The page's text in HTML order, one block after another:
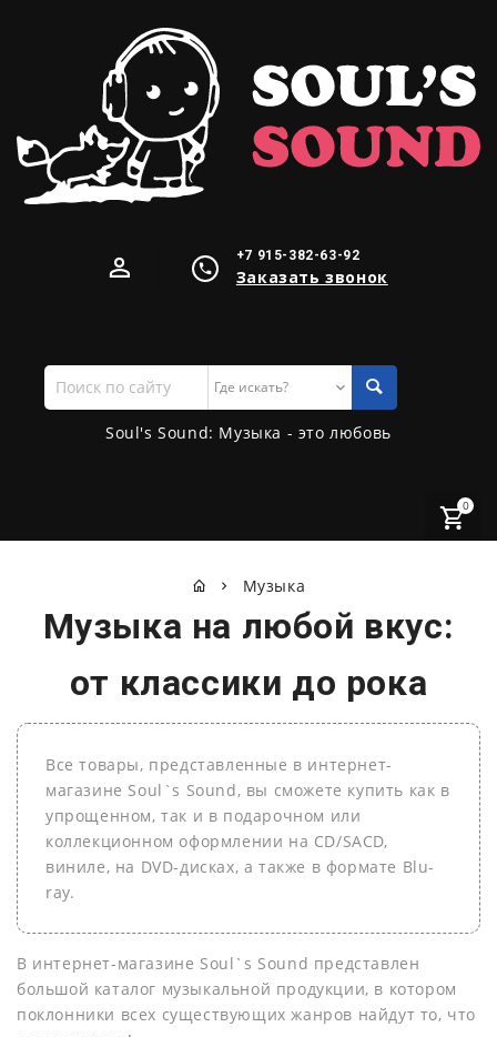
+7 915-382-63-92
Заказать звонок
Поиск
по
сайту
Soul's Sound: Музыка - это любовь
0
Музыка
Музыка на любой вкус:
от классики до рока
Все товары, представленные в интернет-
магазине Soul`s Sound, вы сможете купить как в
упрощенном, так и в подарочном или
коллекционном оформлении на СD/SACD,
виниле, на DVD-дисках, а также в формате Blu-
ray.
В интернет-магазине Soul`s Sound представлен
большой каталог музыкальной продукции, в котором
поклонники всех существующих жанров найдут то, что